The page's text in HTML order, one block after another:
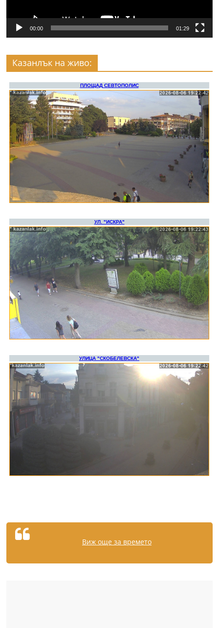
00:00 01:29
Казанлък на живо:
Виж още за времето